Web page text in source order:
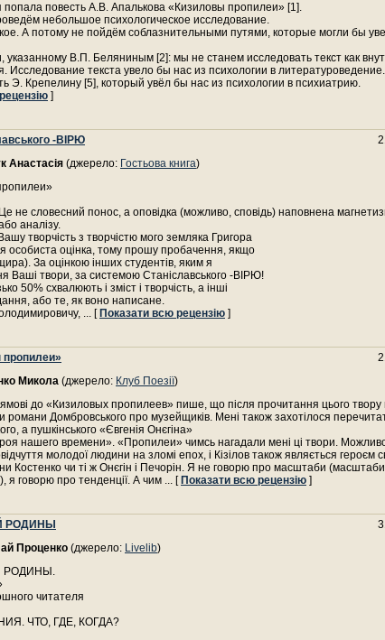
повесть А.В. Апалькова «Кизиловы пропилеи» [1].
небольшое психологическое исследование.
А потому не пойдём соблазнительными путями, которые могли бы
В.П. Беляниным [2]: мы не станем исследовать текст как
Исследование текста увело бы нас из психологии в литературоведение.
Э. Крепелину [5], который увёл бы нас из психологии в психиатрию.
]
-ВІРЮ
Анастасія (джерело: Гостьова книга)
Це не словесний понос, а оповідка (можливо, сповідь) наповнена
аналізу.
творчість з творчістю мого земляка Григора
особиста оцінка, тому прошу пробачення, якщо
За оцінкою інших студентів, яким я
Ваші твори, за системою Станіславського -ВІРЮ!
50% схвалюють і зміст і творчість, а інші
або те, як воно написане.
... [ Показати всю рецензію ]
пропилеи»
Микола (джерело: Клуб Поезії)
до «Кизиловых пропилеев» пише, що після прочитання цього
романи Домбровського про музейщиків. Мені також захотілося
а пушкінського «Євгенія Онєгіна»
нашего времени». «Пропилеи» чимсь нагадали мені ці твори.
молодої людини на зломі епох, і Кізілов також являється героєм
Костенко чи ті ж Онєгін і Печорін. Я не говорю про масштаби (масштаби
я говорю про тенденції. А чим ... [ Показати всю рецензію ]
РОДИНЫ
Проценко (джерело: Livelib)
РОДИНЫ.
читателя
ЧТО, ГДЕ, КОГДА?